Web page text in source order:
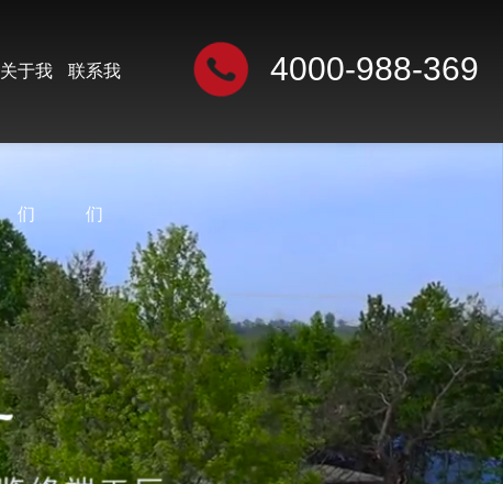
关于我
们
联系我
们
4000-988-369